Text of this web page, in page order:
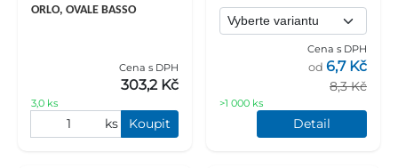
ORLO, OVALE BASSO
Cena s DPH
303,2 Kč
3,0 ks
ks Koupit
Cena s DPH
8,3 Kč
od 6,7 Kč
>1 000 ks
Detail